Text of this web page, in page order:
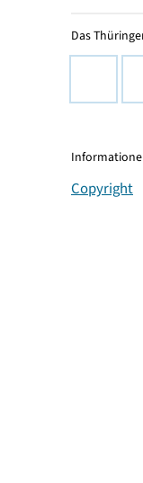
Das
Copyright